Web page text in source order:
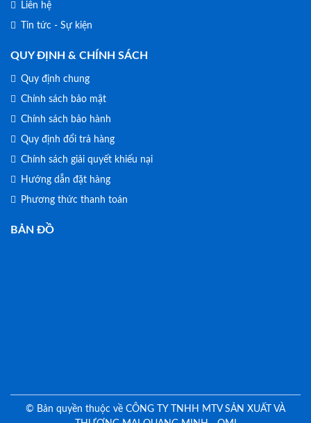
Liên hệ
Tin tức - Sự kiện
QUY ĐỊNH & CHÍNH SÁCH
Quy định chung
Chính sách bảo mật
Chính sách bảo hành
Quy định đổi trả hàng
Chính sách giải quyết khiếu nại
Hướng dẫn đặt hàng
Phương thức thanh toán
BẢN ĐỒ
© Bản quyền thuộc về CÔNG TY TNHH MTV SẢN XUẤT VÀ